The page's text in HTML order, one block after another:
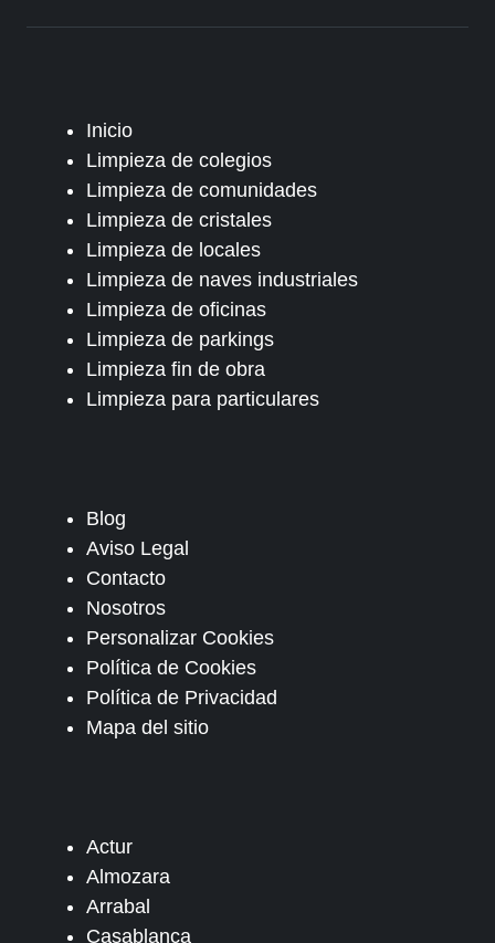
Inicio
Limpieza de colegios
Limpieza de comunidades
Limpieza de cristales
Limpieza de locales
Limpieza de naves industriales
Limpieza de oficinas
Limpieza de parkings
Limpieza fin de obra
Limpieza para particulares
Blog
Aviso Legal
Contacto
Nosotros
Personalizar Cookies
Política de Cookies
Política de Privacidad
Mapa del sitio
Actur
Almozara
Arrabal
Casablanca